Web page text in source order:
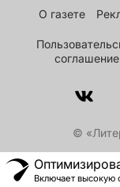
О газете
соглашение
©
Включает высокую